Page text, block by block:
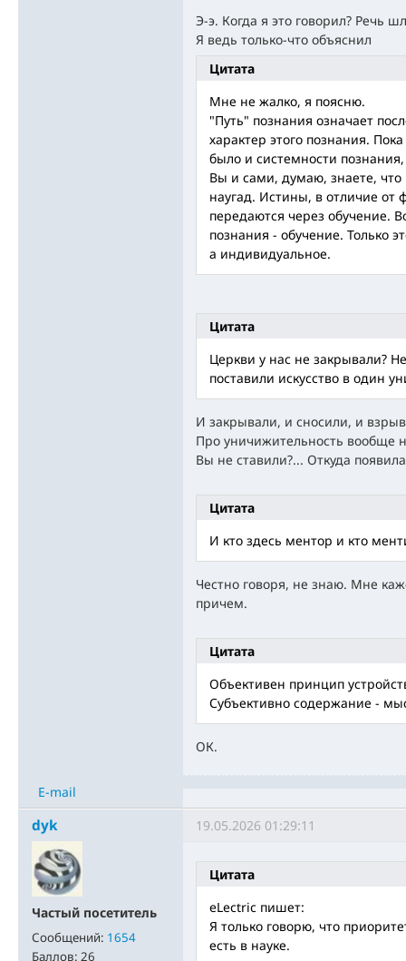
Э-э. Когда я это говорил? Речь
Я ведь только-что объяснил
Цитата
Мне не жалко, я поясню.
"Путь" познания означает
характер этого познания.
было и системности
Вы и сами, думаю, знаете,
наугад. Истины, в отличие от
передаются через обучение.
познания - обучение. Только
а индивидуальное.
Цитата
Церкви у нас не закрывали?
поставили искусство в один
И закрывали, и сносили, и
Про уничижительность вообще
Вы не ставили?... Откуда
Цитата
И кто здесь ментор и кто
Честно говоря, не знаю. Мне
причем.
Цитата
Объективен принцип
Субъективно содержание -
ОК.
E-mail
dyk
Частый посетитель
Сообщений: 1654
Баллов: 26
19.05.2026 01:29:11
Цитата
eLectric пишет:
Я только говорю, что
есть в науке.